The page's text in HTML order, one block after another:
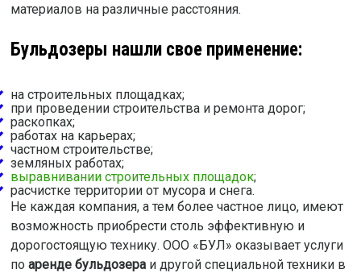
материалов на различные расстояния.
Бульдозеры нашли свое применение:
на строительных площадках;
при проведении строительства и ремонта дорог;
раскопках;
работах на карьерах;
частном строительстве;
земляных работах;
выравнивании строительных площадок;
расчистке территории от мусора и снега.
Не каждая компания, а тем более частное лицо, имеют
возможность приобрести столь эффективную и
дорогостоящую технику. ООО «БУЛ» оказывает услуги
по аренде бульдозераи другой специальной техники в